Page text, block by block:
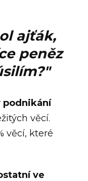
ajťák,
peněz
podnikání
věcí.
věcí, které
ve